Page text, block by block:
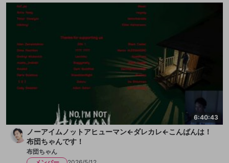
6:40:43
ノーアイムノットアヒューマン←ダレカレ←こんばんは！
布団ちゃんです！
布団ちゃん